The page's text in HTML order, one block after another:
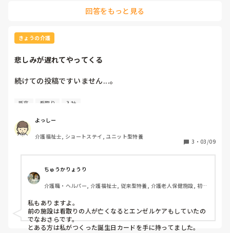
でも転職しますよ』という感じか『転職時に引き継ぎなどもあ
意外と勘違いされがちなことですが、面接時に『すぐにでも転
職出来ますよ』アピールってあまり印象良くないんですよね。
『引き継ぎや残る職員に迷惑が掛からないように、今の職場も
面目さを感じやすくなりますし、それが新しい職場で働くその
人を想像させます。引き継ぎなども程々に辞めちゃう印象を持
たりしますね。
は応募者の味方でいる姿勢を取るので。これから新しい環境を
探すのに否定的なことばかりでは関わりたくなくなりますし、
紹介会社は沢山あるので自分たちのところを選んで欲しいの
で。エージェントも仕事ですからね。
回答をもっと見る
きょうの介護
悲しみが遅れてやってくる
続けての投稿ですいません...。
昨日の夜勤でお看取りしたご利用者様のことを思い出しては
夜勤中、訪室すると気配ですぐに私に気付き手を伸ばしてき
たり、声も出しにくいのに一生懸命何かを伝えようとしてい
に振られた姿が忘れられません。
最後に会話が少し出来、その30分後にはもう息に引き取られ
ていました。
呼吸停止しているのを確認した時は動揺しましたし、まだ頭
から離れません。よく亡くなっても聴力は残っている？とい
うじゃないですか、何かもっと良い言葉をかけられたらよか
新卒 看取り 入社
よっしー
介護福祉士, ショートステイ, ユニット型特養
3 ・ 03/09
ちゅうかりょうり
介護職・ヘルパー, 介護福祉士, 従来型特養, 介護老人保健施設, 初任
私もありますよ。
前の施設は看取りの人が亡くなるとエンゼルケアもしていたの
でなおさらです。
とある方は私がつくった誕生日カードを手に持ってました。